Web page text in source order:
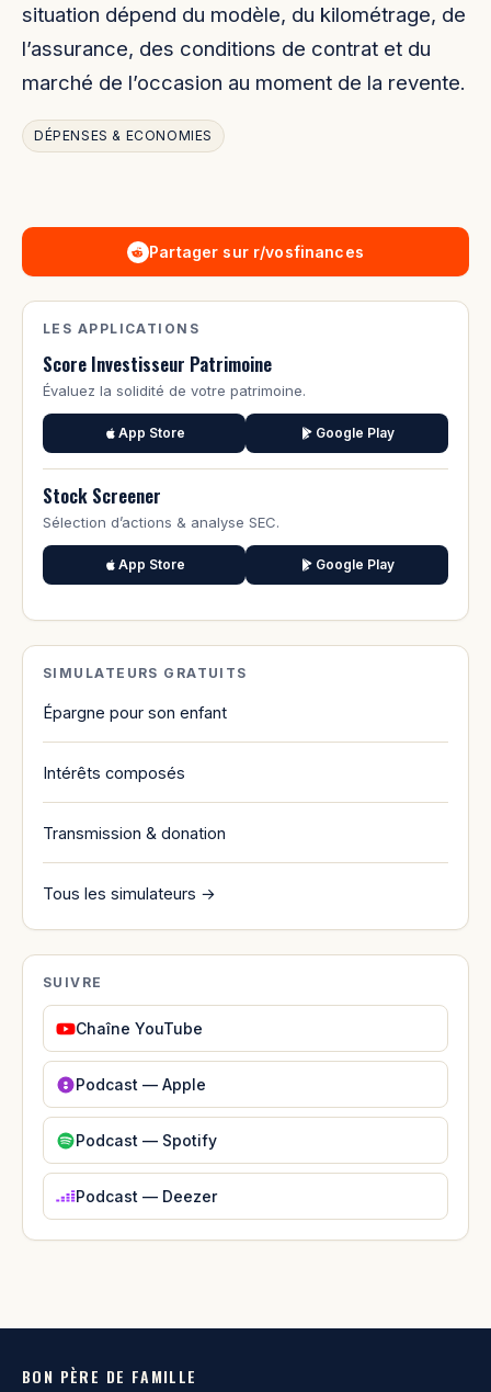
situation dépend du modèle, du kilométrage, de
l’assurance, des conditions de contrat et du
marché de l’occasion au moment de la revente.
DÉPENSES & ECONOMIES
Partager sur r/vosfinances
LES APPLICATIONS
Score Investisseur Patrimoine
Évaluez la solidité de votre patrimoine.
App Store Google Play
Stock Screener
Sélection d’actions & analyse SEC.
App Store Google Play
SIMULATEURS GRATUITS
Épargne pour son enfant
Intérêts composés
Transmission & donation
Tous les simulateurs →
SUIVRE
Chaîne YouTube
Podcast — Apple
Podcast — Spotify
Podcast — Deezer
BON PÈRE DE FAMILLE